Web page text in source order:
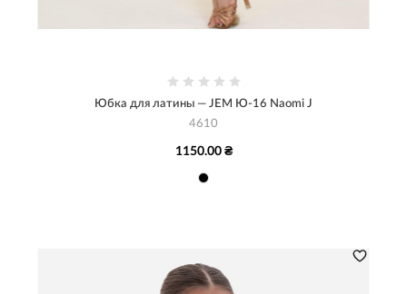
Юбка для латины — JEM Ю-16 Naomi J
4610
1150.00 ₴